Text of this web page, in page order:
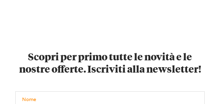
Scopri per primo tutte le novità e le
nostre offerte. Iscriviti alla newsletter!
Nome